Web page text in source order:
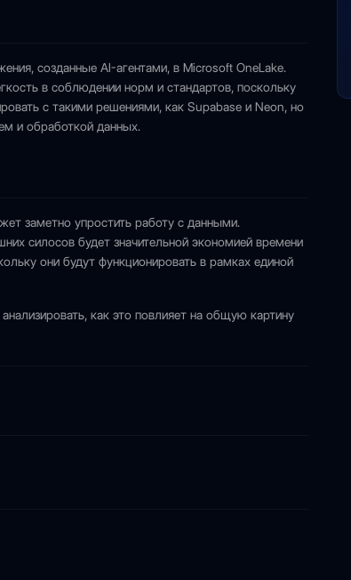
созданные AI-агентами, в Microsoft OneLake.
в соблюдении норм и стандартов, поскольку
с такими решениями, как Supabase и Neon, но
и обработкой данных.
заметно упростить работу с данными.
силосов будет значительной экономией времени
они будут функционировать в рамках единой
как это повлияет на общую картину